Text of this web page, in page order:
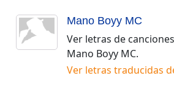
Mano Boyy MC
Ver letras de
Mano Boyy MC.
Ver letras traducidas